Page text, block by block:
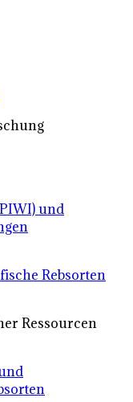
und
Rebsorten
Ressourcen